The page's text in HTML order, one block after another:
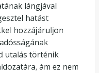
lángjával
hatást
hozzájáruljon
utalás történik
ám ez nem